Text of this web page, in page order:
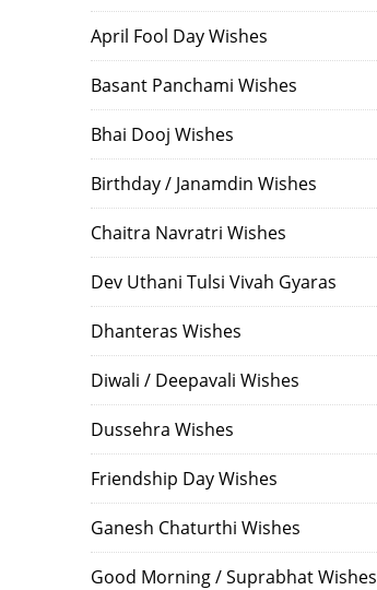
April Fool Day Wishes
Basant Panchami Wishes
Bhai Dooj Wishes
Birthday / Janamdin Wishes
Chaitra Navratri Wishes
Dev Uthani Tulsi Vivah Gyaras
Dhanteras Wishes
Diwali / Deepavali Wishes
Dussehra Wishes
Friendship Day Wishes
Ganesh Chaturthi Wishes
Good Morning / Suprabhat Wishes